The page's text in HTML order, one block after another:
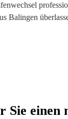
Balingen
Sie einen